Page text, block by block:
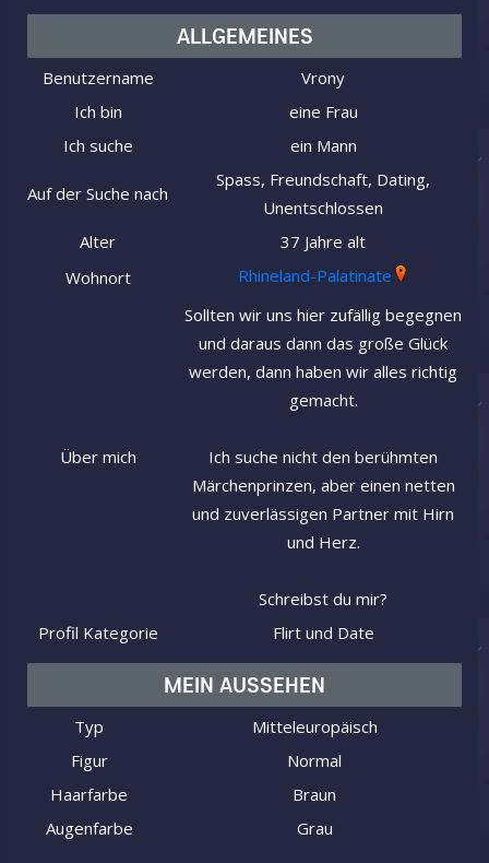
ALLGEMEINES
Benutzername
Vrony
Ich bin
eine Frau
Ich suche
ein Mann
Auf der Suche nach
Spass, Freundschaft, Dating,
Unentschlossen
Alter
37 Jahre alt
Wohnort
Rhineland-Palatinate
Über mich
Sollten wir uns hier zufällig begegnen
und daraus dann das große Glück
werden, dann haben wir alles richtig
gemacht.
Ich suche nicht den berühmten
Märchenprinzen, aber einen netten
und zuverlässigen Partner mit Hirn
und Herz.
Schreibst du mir?
Profil Kategorie
Flirt und Date
MEIN AUSSEHEN
Typ
Mitteleuropäisch
Figur
Normal
Haarfarbe
Braun
Augenfarbe
Grau